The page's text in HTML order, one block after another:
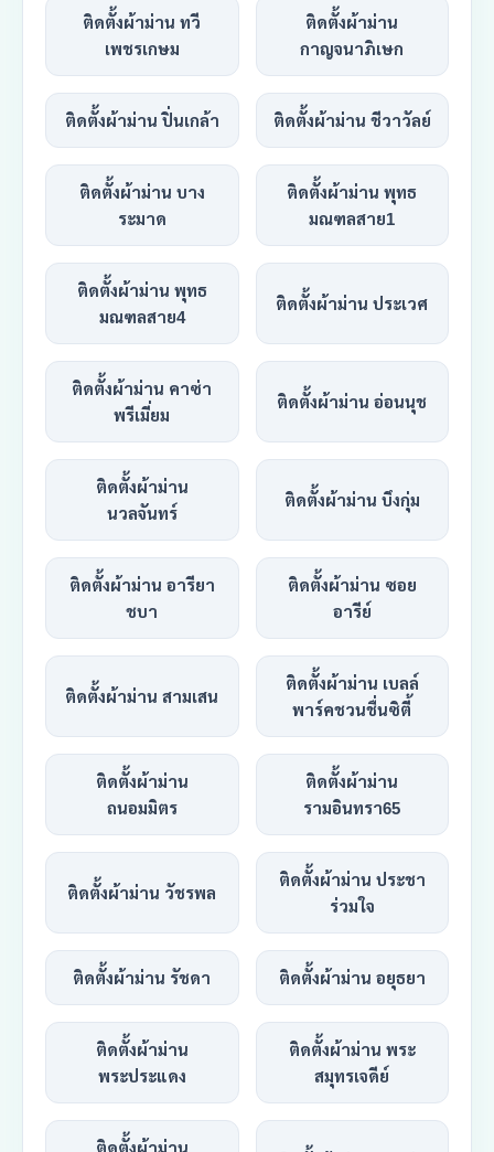
ติดตั้งผ้าม่าน ทวี
เพชรเกษม
ติดตั้งผ้าม่าน
กาญจนาภิเษก
ติดตั้งผ้าม่าน ปิ่นเกล้า ติดตั้งผ้าม่าน ชีวาวัลย์
ติดตั้งผ้าม่าน บาง
ระมาด
ติดตั้งผ้าม่าน พุทธ
มณฑลสาย1
ติดตั้งผ้าม่าน พุทธ
มณฑลสาย4
ติดตั้งผ้าม่าน ประเวศ
ติดตั้งผ้าม่าน คาซ่า
พรีเมี่ยม
ติดตั้งผ้าม่าน อ่อนนุช
ติดตั้งผ้าม่าน
นวลจันทร์
ติดตั้งผ้าม่าน บึงกุ่ม
ติดตั้งผ้าม่าน อารียา
ชบา
ติดตั้งผ้าม่าน ซอย
อารีย์
ติดตั้งผ้าม่าน สามเสน
ติดตั้งผ้าม่าน เบลล์
พาร์คชวนชื่นซิตี้
ติดตั้งผ้าม่าน
ถนอมมิตร
ติดตั้งผ้าม่าน
รามอินทรา65
ติดตั้งผ้าม่าน วัชรพล
ติดตั้งผ้าม่าน ประชา
ร่วมใจ
ติดตั้งผ้าม่าน รัชดา ติดตั้งผ้าม่าน อยุธยา
ติดตั้งผ้าม่าน
พระประแดง
ติดตั้งผ้าม่าน พระ
สมุทรเจดีย์
ติดตั้งผ้าม่าน